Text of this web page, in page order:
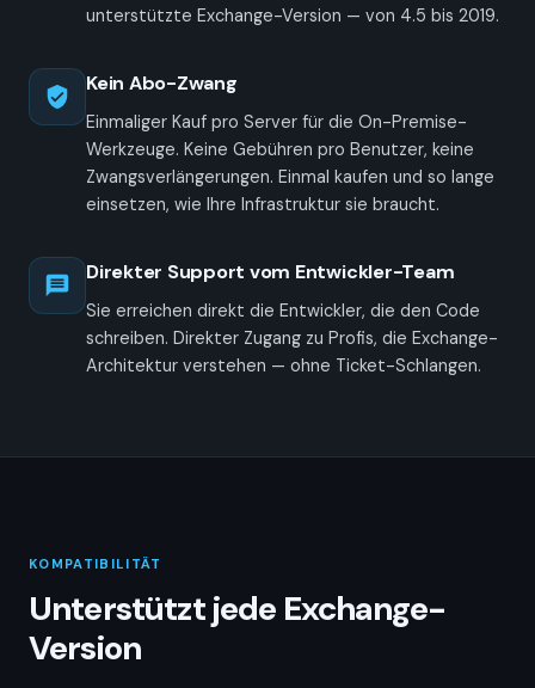
unterstützte Exchange-Version — von 4.5 bis 2019.
Kein Abo-Zwang
Einmaliger Kauf pro Server für die On-Premise-
Werkzeuge. Keine Gebühren pro Benutzer, keine
Zwangs­verlängerungen. Einmal kaufen und so lange
einsetzen, wie Ihre Infrastruktur sie braucht.
Direkter Support vom Entwickler-Team
Sie erreichen direkt die Entwickler, die den Code
schreiben. Direkter Zugang zu Profis, die Exchange-
Architektur verstehen — ohne Ticket-Schlangen.
KOMPATIBILITÄT
Unterstützt jede Exchange-
Version